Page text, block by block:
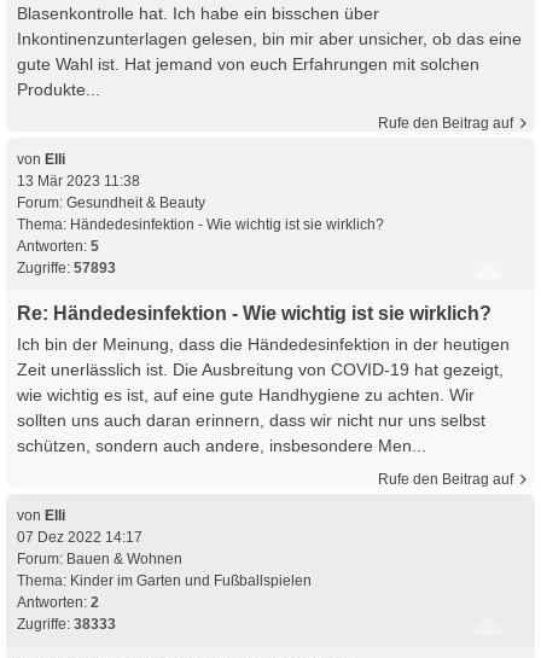
Blasenkontrolle hat. Ich habe ein bisschen über
Inkontinenzunterlagen gelesen, bin mir aber unsicher, ob das eine
gute Wahl ist. Hat jemand von euch Erfahrungen mit solchen
Produkte...
Rufe den Beitrag auf
von Elli
13 Mär 2023 11:38
Forum: Gesundheit & Beauty
Thema: Händedesinfektion - Wie wichtig ist sie wirklich?
Antworten: 5
Zugriffe: 57893
Re: Händedesinfektion - Wie wichtig ist sie wirklich?
Ich bin der Meinung, dass die Händedesinfektion in der heutigen
Zeit unerlässlich ist. Die Ausbreitung von COVID-19 hat gezeigt,
wie wichtig es ist, auf eine gute Handhygiene zu achten. Wir
sollten uns auch daran erinnern, dass wir nicht nur uns selbst
schützen, sondern auch andere, insbesondere Men...
Rufe den Beitrag auf
von Elli
07 Dez 2022 14:17
Forum: Bauen & Wohnen
Thema: Kinder im Garten und Fußballspielen
Antworten: 2
Zugriffe: 38333